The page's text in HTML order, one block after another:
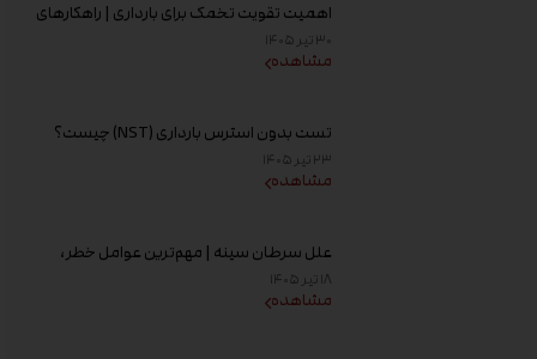
اهمیت تقویت تخمک برای بارداری | راهکارهای
افزایش کیفیت تخمک و شانس باروری
۳۰ تیر ۱۴۰۵
مشاهده
تست بدون استرس بارداری (NST) چیست؟
زمان انجام و تفسیر نتیجه
۲۳ تیر ۱۴۰۵
مشاهده
علل سرطان سینه | مهم‌ترین عوامل خطر،
دلایل ابتلا و روش‌های پیشگیری
۱۸ تیر ۱۴۰۵
مشاهده